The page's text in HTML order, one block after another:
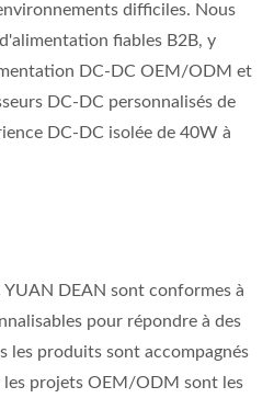
difficiles. Nous
fiables B2B, y
DC-DC OEM/ODM et
DC-DC personnalisés de
DC-DC isolée de 40W à
YUAN DEAN sont conformes à
pour répondre à des
les produits sont accompagnés
les projets OEM/ODM sont les